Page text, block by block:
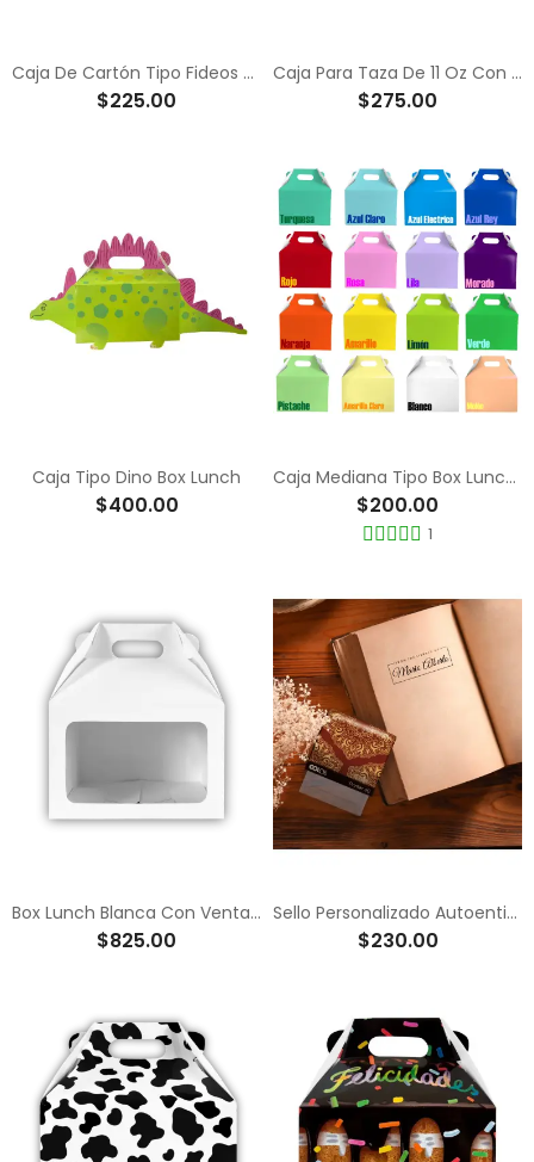
Caja De Cartón Tipo Fideos / Comida China
$225.00
Caja Para Taza De 11 Oz Con Ventana
$275.00
Caja Tipo Dino Box Lunch
$400.00
Caja Mediana Tipo Box Lunch de Colores
$200.00
1
Box Lunch Blanca Con Ventana De Acetato
$825.00
Sello Personalizado Autoentintable - Exlibris - Sello Para Marcar Tus Libros (2.3x5.9cm)
$230.00